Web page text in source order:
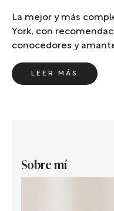
La mejor y más
York, con
conocedores y
LEER MÁS
Sobre mí